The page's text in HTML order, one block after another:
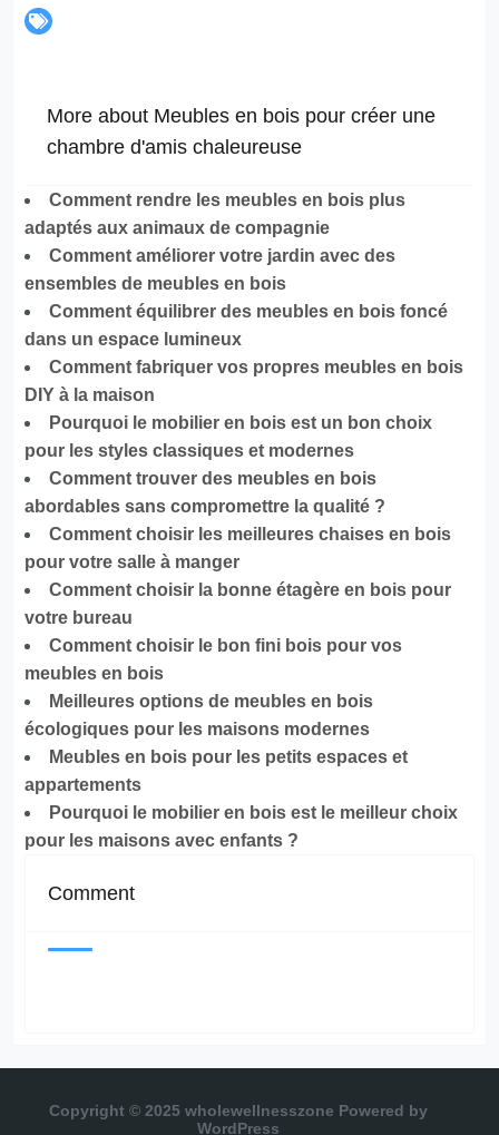
More about Meubles en bois pour créer une
chambre d'amis chaleureuse
Comment rendre les meubles en bois plus
adaptés aux animaux de compagnie
Comment améliorer votre jardin avec des
ensembles de meubles en bois
Comment équilibrer des meubles en bois foncé
dans un espace lumineux
Comment fabriquer vos propres meubles en bois
DIY à la maison
Pourquoi le mobilier en bois est un bon choix
pour les styles classiques et modernes
Comment trouver des meubles en bois
abordables sans compromettre la qualité ?
Comment choisir les meilleures chaises en bois
pour votre salle à manger
Comment choisir la bonne étagère en bois pour
votre bureau
Comment choisir le bon fini bois pour vos
meubles en bois
Meilleures options de meubles en bois
écologiques pour les maisons modernes
Meubles en bois pour les petits espaces et
appartements
Pourquoi le mobilier en bois est le meilleur choix
pour les maisons avec enfants ?
Comment
Copyright © 2025 wholewellnesszone Powered by
WordPress